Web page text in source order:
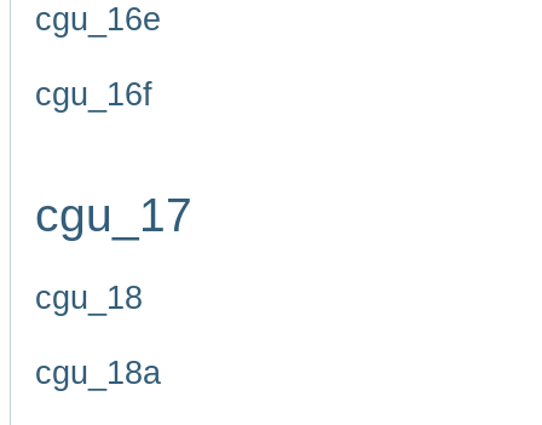
cgu_16e
cgu_16f
cgu_17
cgu_18
cgu_18a